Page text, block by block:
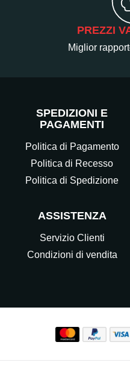
PREZZI
Miglior
SPEDIZIONI E
PAGAMENTI
Politica di Pagamento
Politica di Recesso
Politica di Spedizione
ASSISTENZA
Servizio Clienti
Condizioni di vendita